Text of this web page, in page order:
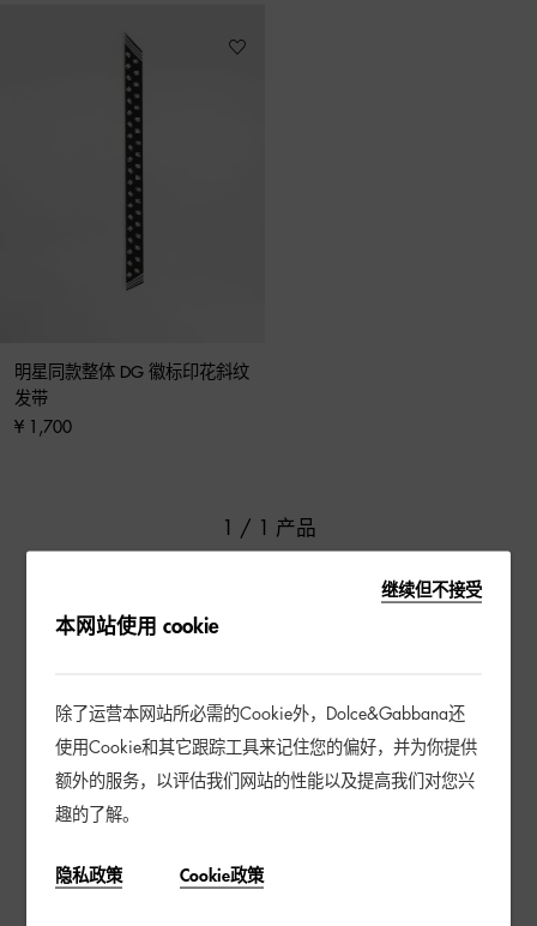
明星同款整体 DG 徽标印花斜纹
发带
¥ 1,700
1 / 1 产品
继续但不接受
本网站使用 cookie
除了运营本网站所必需的Cookie外，Dolce&Gabbana还
使用Cookie和其它跟踪工具来记住您的偏好，并为你提供
额外的服务，以评估我们网站的性能以及提高我们对您兴
趣的了解。
隐私政策 Cookie政策